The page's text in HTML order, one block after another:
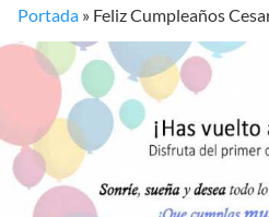
Portada » Feliz Cumpleaños